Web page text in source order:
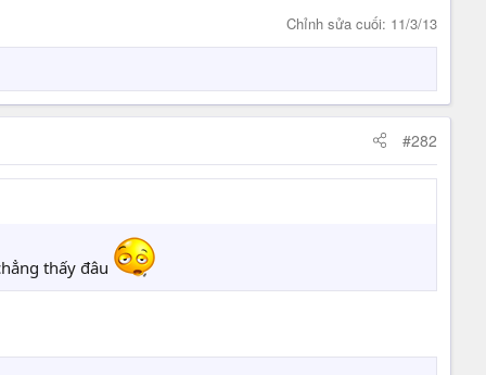
Chỉnh sửa cuối: 11/3/13
#282
thấy đâu